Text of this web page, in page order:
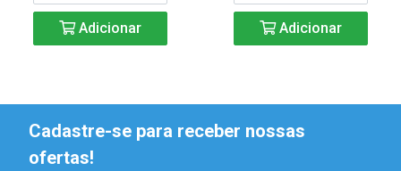
Adicionar Adicionar
Cadastre-se para receber nossas
ofertas!